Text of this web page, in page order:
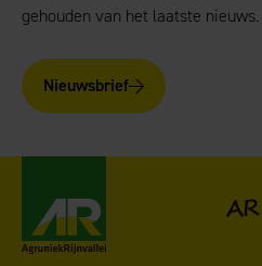
gehouden van het laatste nieuws.
Nieuwsbrief